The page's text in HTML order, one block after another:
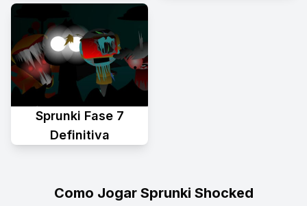
Sprunki Fase 7
Definitiva
Como Jogar Sprunki Shocked